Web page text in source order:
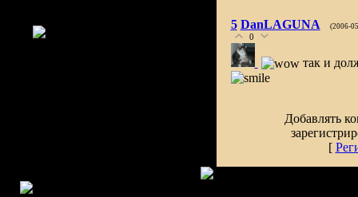
5 DanLAGUNA (2006-
0
так и
Добавлять
[